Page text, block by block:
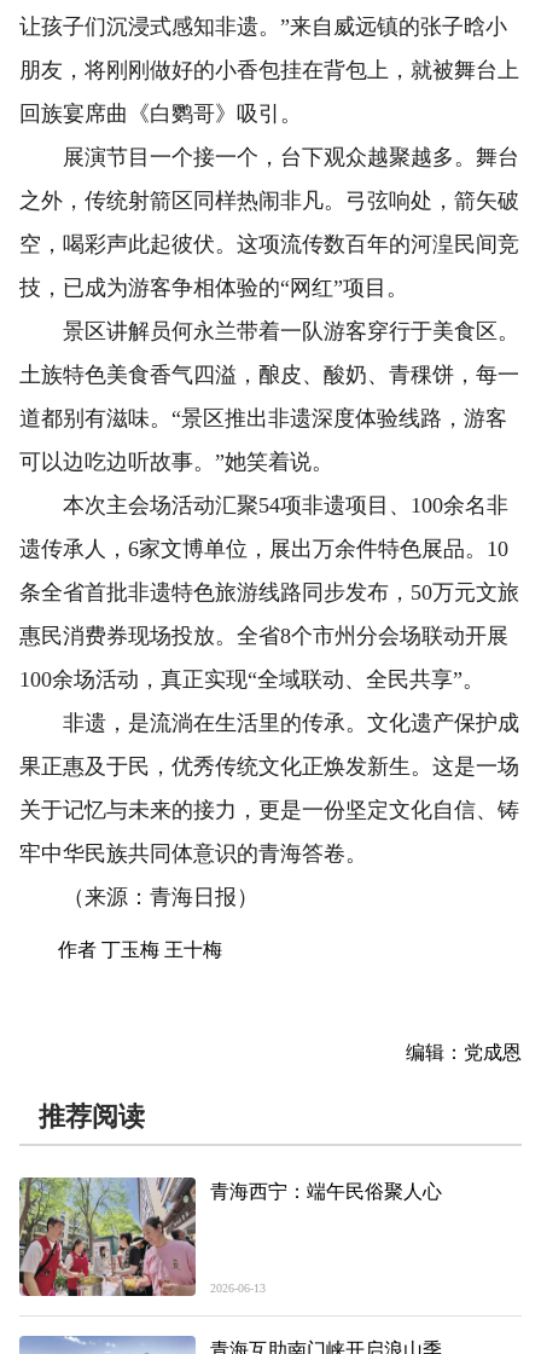
让孩子们沉浸式感知非遗。”来自威远镇的张子晗小
朋友，将刚刚做好的小香包挂在背包上，就被舞台上
回族宴席曲《白鹦哥》吸引。
展演节目一个接一个，台下观众越聚越多。舞台
之外，传统射箭区同样热闹非凡。弓弦响处，箭矢破
空，喝彩声此起彼伏。这项流传数百年的河湟民间竞
技，已成为游客争相体验的“网红”项目。
景区讲解员何永兰带着一队游客穿行于美食区。
土族特色美食香气四溢，酿皮、酸奶、青稞饼，每一
道都别有滋味。“景区推出非遗深度体验线路，游客
可以边吃边听故事。”她笑着说。
本次主会场活动汇聚54项非遗项目、100余名非
遗传承人，6家文博单位，展出万余件特色展品。10
条全省首批非遗特色旅游线路同步发布，50万元文旅
惠民消费券现场投放。全省8个市州分会场联动开展
100余场活动，真正实现“全域联动、全民共享”。
非遗，是流淌在生活里的传承。文化遗产保护成
果正惠及于民，优秀传统文化正焕发新生。这是一场
关于记忆与未来的接力，更是一份坚定文化自信、铸
牢中华民族共同体意识的青海答卷。
（来源：青海日报）
作者 丁玉梅 王十梅
编辑：党成恩
推荐阅读
青海西宁：端午民俗聚人心
2026-06-13
青海互助南门峡开启浪山季